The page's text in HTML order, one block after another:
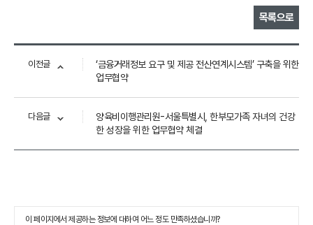
목록으로
이전글
‘금융거래정보 요구 및 제공 전산연계시스템’ 구축을 위한
업무협약
다음글
양육비이행관리원-서울특별시, 한부모가족 자녀의 건강
한 성장을 위한 업무협약 체결
이 페이지에서 제공하는 정보에 대하여 어느 정도 만족하셨습니까?